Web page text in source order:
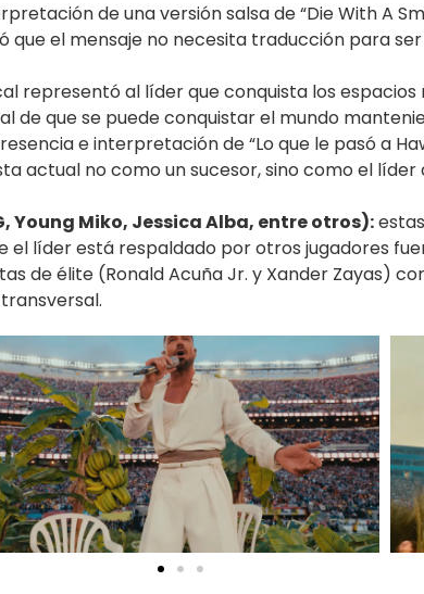
de una versión salsa de “Die With A
que el mensaje no necesita traducción para
representó al líder que conquista los
de que se puede conquistar el mundo
e interpretación de “Lo que le pasó a
actual no como un sucesor, sino como el
Young Miko, Jessica Alba, entre otros):
líder está respaldado por otros jugadores
de élite (Ronald Acuña Jr. y Xander Zayas)